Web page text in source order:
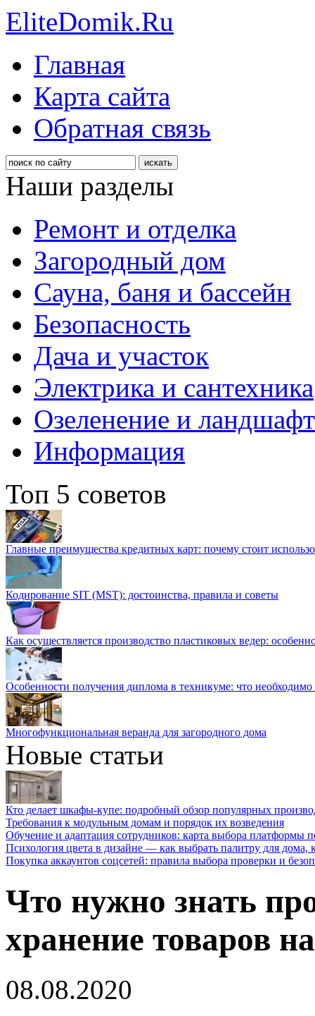
EliteDomik.Ru
Главная
Карта сайта
Обратная связь
Наши разделы
Ремонт и отделка
Загородный дом
Сауна, баня и бассейн
Безопасность
Дача и участок
Электрика и сантехника
Озеленение и
Информация
Топ 5 советов
Главные преимущества кредитных карт: почему стоит
Кодирование SIT (MST): достоинства, правила и советы
Как осуществляется производство пластиковых ведер:
Особенности получения диплома в техникуме: что необходимо
Многофункциональная веранда для загородного дома
Новые статьи
Кто делает шкафы-купе: подробный обзор популярных
Требования к модульным домам и порядок их возведения
Обучение и адаптация сотрудников: карта выбора платформы
Психология цвета в дизайне — как выбрать палитру для дома,
Покупка аккаунтов соцсетей: правила выбора проверки и
Что нужно знать
хранение товаров
08.08.2020